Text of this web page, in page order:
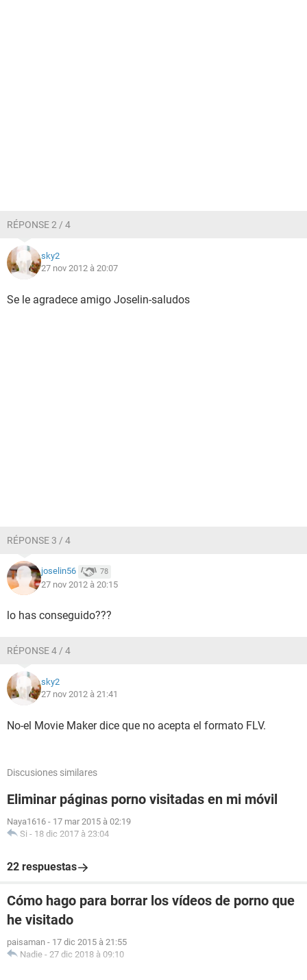
RÉPONSE 2 / 4
sky2
27 nov 2012 à 20:07
Se le agradece amigo Joselin-saludos
RÉPONSE 3 / 4
joselin56 78
27 nov 2012 à 20:15
lo has conseguido???
RÉPONSE 4 / 4
sky2
27 nov 2012 à 21:41
No-el Movie Maker dice que no acepta el formato FLV.
Discusiones similares
Eliminar páginas porno visitadas en mi móvil
Naya1616 - 17 mar 2015 à 02:19
Si - 18 dic 2017 à 23:04
22 respuestas
Cómo hago para borrar los vídeos de porno que
he visitado
paisaman - 17 dic 2015 à 21:55
Nadie - 27 dic 2018 à 09:10